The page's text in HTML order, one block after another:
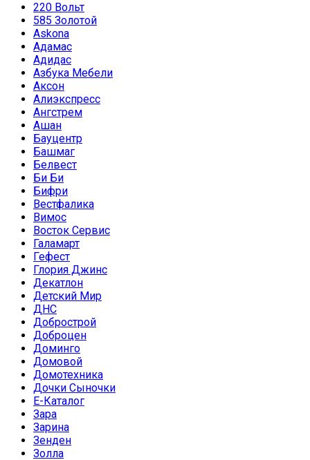
220 Вольт
585 Золотой
Askona
Адамас
Адидас
Азбука Мебели
Аксон
Алиэкспресс
Ангстрем
Ашан
Бауцентр
Башмаг
Белвест
Би Би
Бифри
Вестфалика
Вимос
Восток Сервис
Галамарт
Гефест
Глория Джинс
Декатлон
Детский Мир
ДНС
Добрострой
Доброцен
Доминго
Домовой
Домотехника
Дочки Сыночки
Е-Каталог
Зара
Зарина
Зенден
Золла